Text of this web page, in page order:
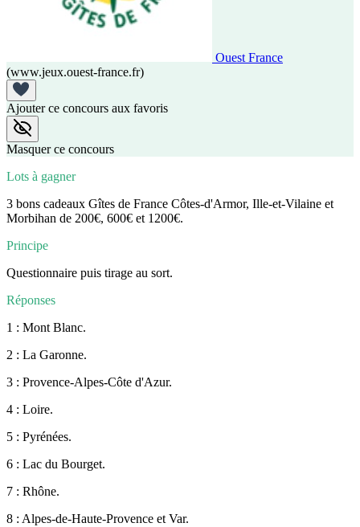
Ouest France
(www.jeux.ouest-france.fr)
Ajouter ce concours aux favoris
Masquer ce concours
Lots à gagner
3 bons cadeaux Gîtes de France Côtes-d'Armor, Ille-et-Vilaine et
Morbihan de 200€, 600€ et 1200€.
Principe
Questionnaire puis tirage au sort.
Réponses
1 : Mont Blanc.
2 : La Garonne.
3 : Provence-Alpes-Côte d'Azur.
4 : Loire.
5 : Pyrénées.
6 : Lac du Bourget.
7 : Rhône.
8 : Alpes-de-Haute-Provence et Var.